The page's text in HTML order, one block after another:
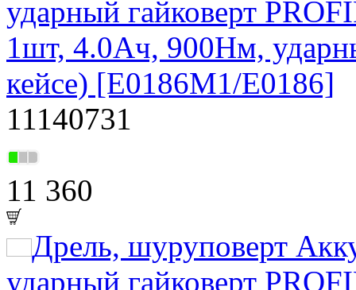
ударный гайковерт
1шт, 4.0Ач, 900Нм,
кейсе) [E0186M1/E0186]
11140731
11 360
Дрель, шуруповерт
ударный гайковерт